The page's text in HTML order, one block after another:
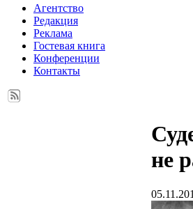
Агентство
Редакция
Реклама
Гостевая книга
Конференции
Контакты
не